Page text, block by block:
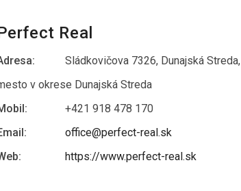
Real
Sládkovičova 7326, Dunajská Streda,
v okrese Dunajská Streda
+421 918 478 170
office@perfect-real.sk
https://www.perfect-real.sk